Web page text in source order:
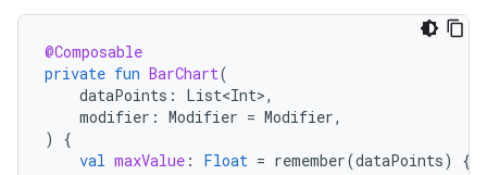
@Composable
private fun BarChart(
dataPoints : List<Int>,
modifier : Modifier = Modifier,
)
{
val maxValue : Float = remember(dataPoints) {